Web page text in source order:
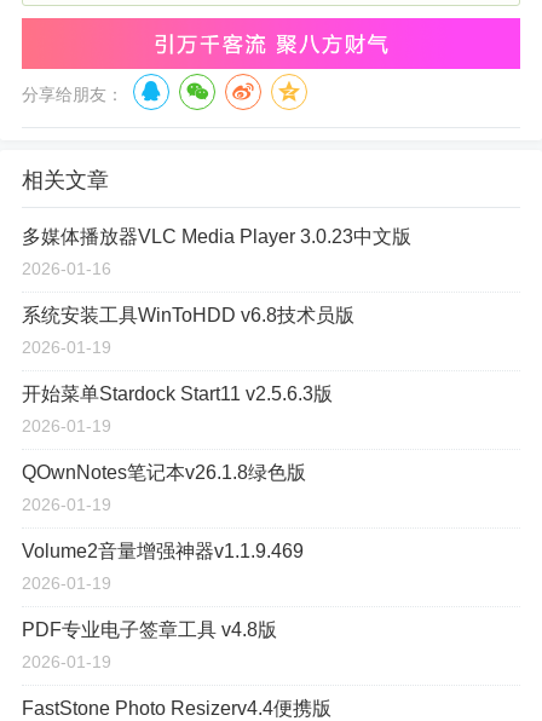
分享给朋友：
相关文章
多媒体播放器VLC Media Player 3.0.23中文版
2026-01-16
系统安装工具WinToHDD v6.8技术员版
2026-01-19
开始菜单Stardock Start11 v2.5.6.3版
2026-01-19
QOwnNotes笔记本v26.1.8绿色版
2026-01-19
Volume2音量增强神器v1.1.9.469
2026-01-19
PDF专业电子签章工具 v4.8版
2026-01-19
FastStone Photo Resizerv4.4便携版